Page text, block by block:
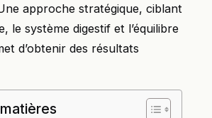
approche stratégique, ciblant
le système digestif et l’équilibre
d’obtenir des résultats